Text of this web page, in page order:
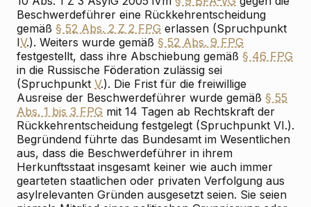
Beschwerdeführer eine Rückkehrentscheidung
gemäß § 52 Abs. 2 Z 2 FPG erlassen (Spruchpunkt
IV.). Weiters wurde gemäß § 52 Abs. 9 FPG
festgestellt, dass ihre Abschiebung gemäß § 46 FPG
in die Russische Föderation zulässig sei
(Spruchpunkt V.). Die Frist für die freiwillige
Ausreise der Beschwerdeführer wurde gemäß § 55
Abs. 1 bis 3 FPG mit 14 Tagen ab Rechtskraft der
Rückkehrentscheidung festgelegt (Spruchpunkt VI.).
Begründend führte das Bundesamt im Wesentlichen
aus, dass die Beschwerdeführer in ihrem
Herkunftsstaat insgesamt keiner wie auch immer
gearteten staatlichen oder privaten Verfolgung aus
asylrelevanten Gründen ausgesetzt seien. Sie seien